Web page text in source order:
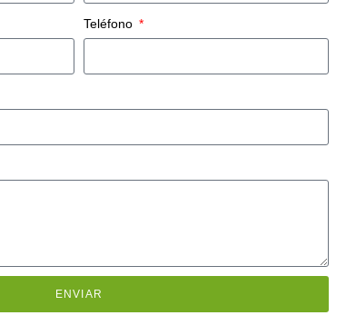
Teléfono
ENVIAR